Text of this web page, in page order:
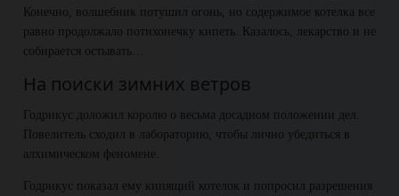
Конечно, волшебник потушил огонь, но содержимое котелка все
равно продолжало потихонечку кипеть. Казалось, лекарство и не
собирается остывать…
На поиски зимних ветров
Годрикус доложил королю о весьма досадном положении дел.
Повелитель сходил в лабораторию, чтобы лично убедиться в
алхимическом феномене.
Годрикус показал ему кипящий котелок и попросил разрешения